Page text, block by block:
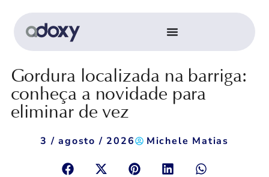
Gordura localizada na barriga:
conheça a novidade para
eliminar de vez
3 / agosto / 2026 Michele Matias